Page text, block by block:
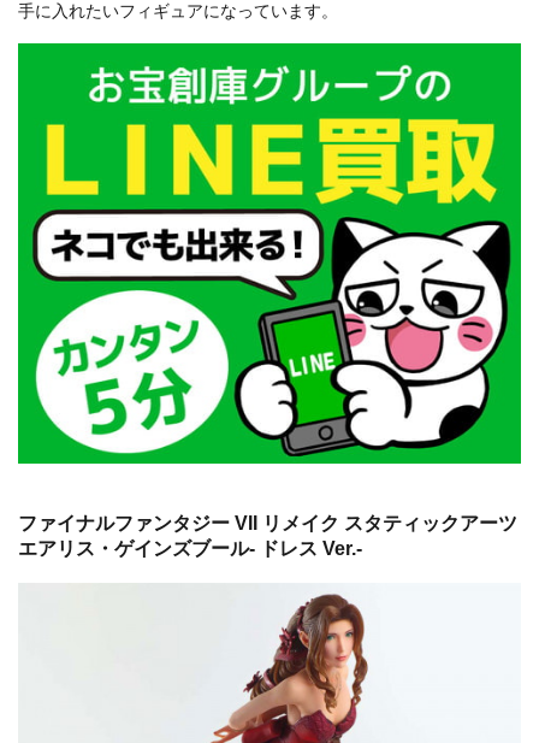
手に入れたいフィギュアになっています。
ファイナルファンタジー VII リメイク スタティックアーツ
エアリス・ゲインズブール- ドレス Ver.-